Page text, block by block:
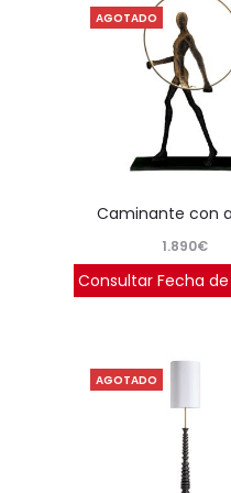
AGOTADO
caminante con
1.890€
Consultar Fecha
AGOTADO